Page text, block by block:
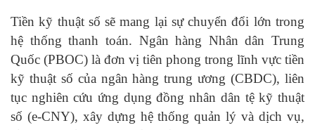
Tiền kỹ thuật số sẽ mang lại sự chuyển đổi lớn trong
hệ thống thanh toán. Ngân hàng Nhân dân Trung
Quốc (PBOC) là đơn vị tiên phong trong lĩnh vực tiền
kỹ thuật số của ngân hàng trung ương (CBDC), liên
tục nghiên cứu ứng dụng đồng nhân dân tệ kỹ thuật
số (e-CNY), xây dựng hệ thống quản lý và dịch vụ,